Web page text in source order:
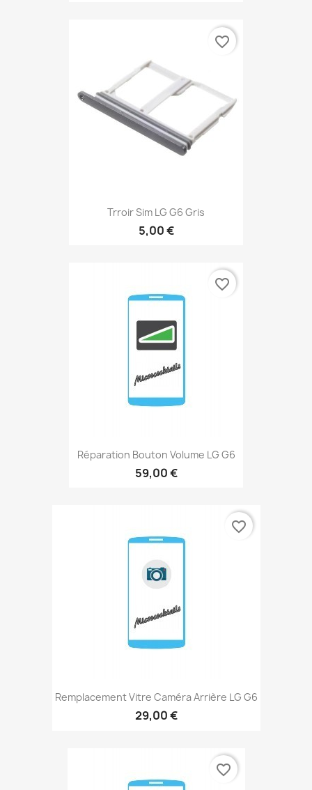
Trroir Sim LG G6 Gris
5,00 €
favorite_border
Réparation Bouton Volume LG G6
59,00 €
favorite_border
Remplacement Vitre Caméra Arrière LG G6
29,00 €
favorite_border
favorite_border